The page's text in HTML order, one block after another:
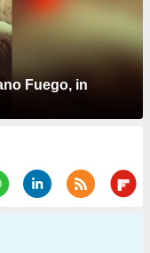
Fuego, in